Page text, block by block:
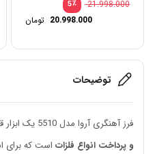
٪5
21.998.000
20.998.000 تومان
توضیحات
فرز آهنگری آروا مدل 5510 یک ابزار قدرتمند و صنعتی برای
و پرداخت انواع فلزاتاست که برای